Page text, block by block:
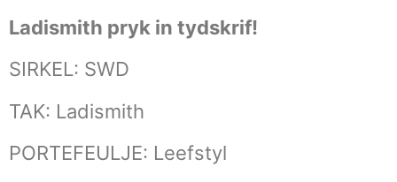
Ladismith pryk in tydskrif!
SIRKEL: SWD
TAK: Ladismith
PORTEFEULJE: Leefstyl